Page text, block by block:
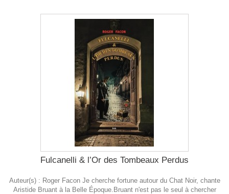
Fulcanelli & l’Or des Tombeaux Perdus
Auteur(s) : Roger Facon Je cherche fortune autour du Chat Noir, chante
Aristide Bruant à la Belle Époque.Bruant n'est pas le seul à chercher